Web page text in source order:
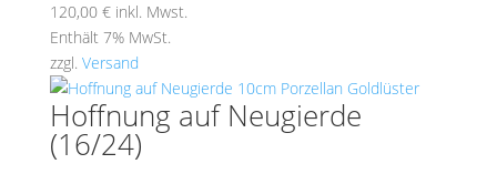
120,00 € inkl. Mwst.
Enthält 7% MwSt.
zzgl. Versand
Hoffnung auf Neugierde
(16/24)